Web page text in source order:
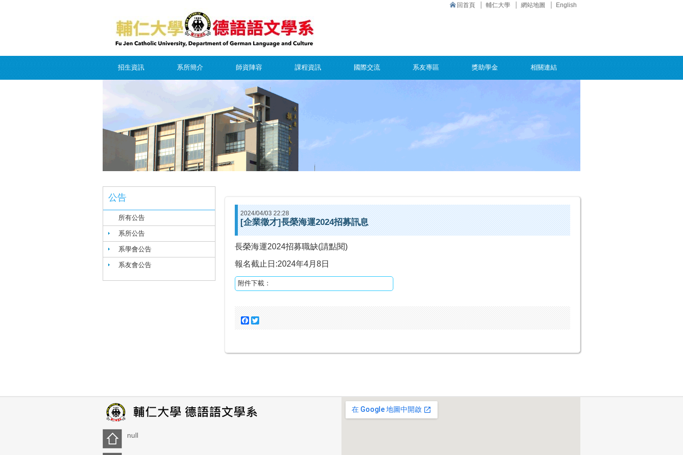
回首頁 輔仁大學 網站地圖 English
招生資訊 系所簡介 師資陣容 課程資訊 國際交流 系友專區 獎助學金 相關連結
公告
所有公告
系所公告
系學會公告
系友會公告
2024/04/03 22:28
[企業徵才]長榮海運2024招募訊息
長榮海運2024招募職缺(請點閱)
報名截止日:2024年4月8日
附件下載：
Facebook
null